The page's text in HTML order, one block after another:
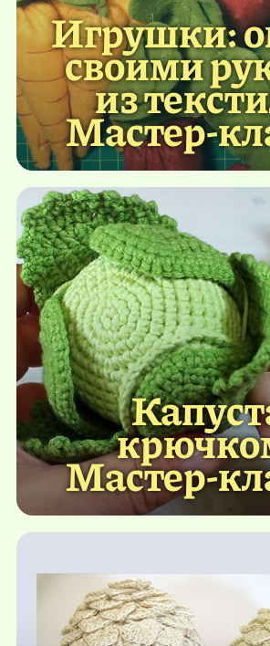
Игрушки:
своими
из
Мастер-
Мастер-